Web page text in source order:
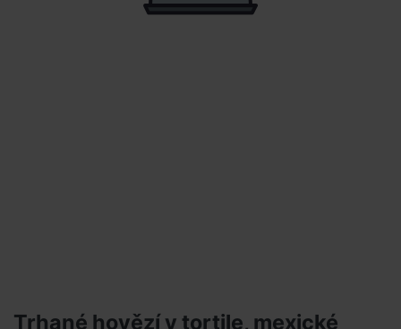
Trhané hovězí v tortile, mexické